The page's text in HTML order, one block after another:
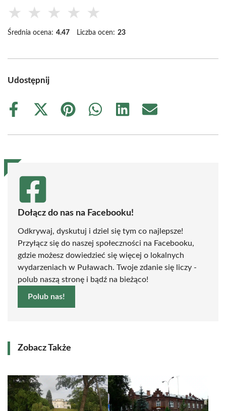
★ ★ ★ ★ ★
Średnia ocena: 4.47 Liczba ocen: 23
Udostępnij
Share
Share
(Twitter)
Share
Share
Share
Share
Dołącz do nas na Facebooku!
Odkrywaj, dyskutuj i dziel się tym co najlepsze!
Przyłącz się do naszej społeczności na Facebooku,
gdzie możesz dowiedzieć się więcej o lokalnych
wydarzeniach w Puławach. Twoje zdanie się liczy -
polub naszą stronę i bądź na bieżąco!
Polub nas!
Zobacz Także